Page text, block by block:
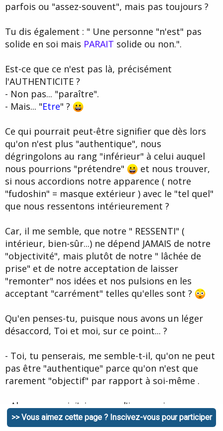
parfois ou "assez-souvent", mais pas toujours ?
Tu dis également : " Une personne "n'est" pas
solide en soi mais PARAIT solide ou non.".
Est-ce que ce n'est pas là, précisément
l'AUTHENTICITE ?
- Non pas... "paraître".
- Mais... "Etre" ?
Ce qui pourrait peut-être signifier que dès lors
qu'on n'est plus "authentique", nous
dégringolons au rang "inférieur" à celui auquel
nous pourrions "prétendre"
et nous trouver,
si nous accordions notre apparence ( notre
"fudoshin" = masque extérieur ) avec le "tel quel"
que nous ressentons intérieurement ?
Car, il me semble, que notre " RESSENTI" (
intérieur, bien-sûr...) ne dépend JAMAIS de notre
"objectivité", mais plutôt de notre " lâchée de
prise" et de notre acceptation de laisser
"remonter" nos idées et nos pulsions en les
acceptant "carrément" telles qu'elles sont ?
Qu'en penses-tu, puisque nous avons un léger
désaccord, Toi et moi, sur ce point... ?
- Toi, tu penserais, me semble-t-il, qu'on ne peut
pas être "authentique" parce qu'on n'est que
rarement "objectif" par rapport à soi-même .
- Alors que moi, j'ai comme l'impression que ce
n'est pas une question d'objectivité. :cry:
>> Vous aimez cette page ? Inscivez-vous pour participer